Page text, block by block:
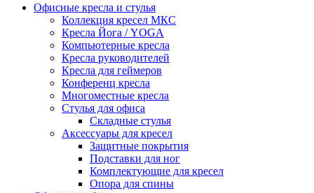
Офисные кресла и стулья
Коллекция кресел МКС
Кресла Йога / YOGA
Компьютерные кресла
Кресла руководителей
Кресла для геймеров
Конференц кресла
Многоместные кресла
Стулья для офиса
Складные стулья
Аксессуары для кресел
Защитные покрытия
Подставки для ног
Комплектующие для кресел
Опора для спины